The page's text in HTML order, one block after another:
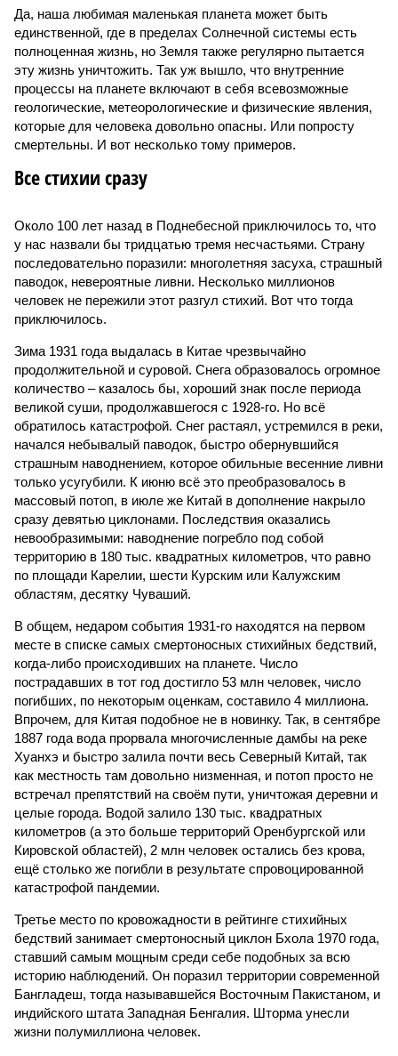
Да, наша любимая маленькая планета может быть
единственной, где в пределах Солнечной системы есть
полноценная жизнь, но Земля также регулярно пытается
эту жизнь уничтожить. Так уж вышло, что внутренние
процессы на планете включают в себя всевозможные
геологические, метеорологические и физические явления,
которые для человека довольно опасны. Или попросту
смертельны. И вот несколько тому примеров.
Все стихии сразу
Около 100 лет назад в Поднебесной приключилось то, что
у нас назвали бы тридцатью тремя несчастьями. Страну
последовательно поразили: многолетняя засуха, страшный
паводок, невероятные ливни. Несколько миллионов
человек не пережили этот разгул стихий. Вот что тогда
приключилось.
Зима 1931 года выдалась в Китае чрезвычайно
продолжительной и суровой. Снега образовалось огромное
количество – казалось бы, хороший знак после периода
великой суши, продолжавшегося с 1928-го. Но всё
обратилось катастрофой. Снег растаял, устремился в реки,
начался небывалый паводок, быстро обернувшийся
страшным наводнением, которое обильные весенние ливни
только усугубили. К июню всё это преобразовалось в
массовый потоп, в июле же Китай в дополнение накрыло
сразу девятью циклонами. Последствия оказались
невообразимыми: наводнение погребло под собой
территорию в 180 тыс. квадратных километров, что равно
по площади Карелии, шести Курским или Калужским
областям, десятку Чуваший.
В общем, недаром события 1931-го находятся на первом
месте в списке самых смертоносных стихийных бедствий,
когда-либо происходивших на планете. Число
пострадавших в тот год достигло 53 млн человек, число
погибших, по некоторым оценкам, составило 4 миллиона.
Впрочем, для Китая подобное не в новинку. Так, в сентябре
1887 года вода прорвала многочисленные дамбы на реке
Хуанхэ и быстро залила почти весь Северный Китай, так
как местность там довольно низменная, и потоп просто не
встречал препятствий на своём пути, уничтожая деревни и
целые города. Водой залило 130 тыс. квадратных
километров (а это больше территорий Оренбургской или
Кировской областей), 2 млн человек остались без крова,
ещё столько же погибли в результате спровоцированной
катастрофой пандемии.
Третье место по кровожадности в рейтинге стихийных
бедствий занимает смертоносный циклон Бхола 1970 года,
ставший самым мощным среди себе подобных за всю
историю наблюдений. Он поразил территории современной
Бангладеш, тогда называвшейся Восточным Пакистаном, и
индийского штата Западная Бенгалия. Шторма унесли
жизни полумиллиона человек.